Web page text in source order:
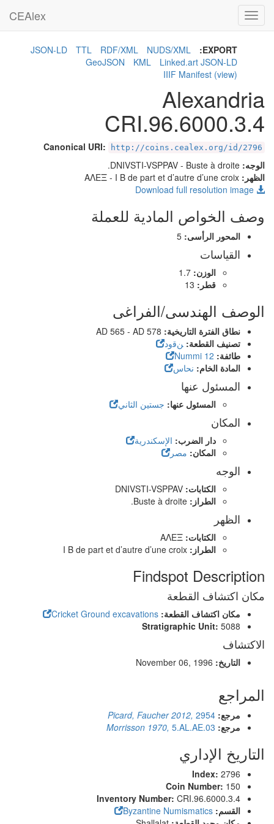
Toggle
navigation
CEAlex
EXPORT:
NUDS/XML
RDF/XML
TTL
JSON-LD
Linked.art JSON-LD
KML
GeoJSON
IIIF Manifest (view)
Alexandria
CRI.96.6000.3.4
Canonical URI: http://coins.cealex.org/id/2796
الوجه: DNIVSTI-VSPPAV - Buste à droite.
الظهر:
ΑΛΕΞ - I B de part et d’autre d’une croix
وصف الخواص المادية للعملة
المحور الرأسى: 5
القياسات
الوزن: 1.7
قطر: 13
الوصف الهندسى/الفراغى
نطاق الفترة التاريخية: AD 565 - AD 578
تصنيف القطعة: ﻦﻗﻭﺩ
طائفة: 12 Nummi
المادة الخام: نحاس
المسئول عنها
المسئول عنها: جستين الثاني
المكان
دار الضرب: الإسكندرية
المكان: مصر
الوجه
الكتابات: DNIVSTI-VSPPAV
الطراز: Buste à droite.
الظهر
الكتابات: ΑΛΕΞ
الطراز: I B de part et d’autre d’une croix
Findspot Description
مكان اكتشاف القطعة
مكان اكتشاف القطعة: Cricket Ground excavations
Stratigraphic Unit: 5088
الاكتشاف
التاريخ: November 06, 1996
المراجع
مرجع: Picard, Faucher 2012, 2954
مرجع:
Morrisson 1970, 5.AL.AE.03
التاريخ الإداري
Index: 2796
Coin Number: 150
Inventory Number: CRI.96.6000.3.4
القسم: Byzantine Numismatics